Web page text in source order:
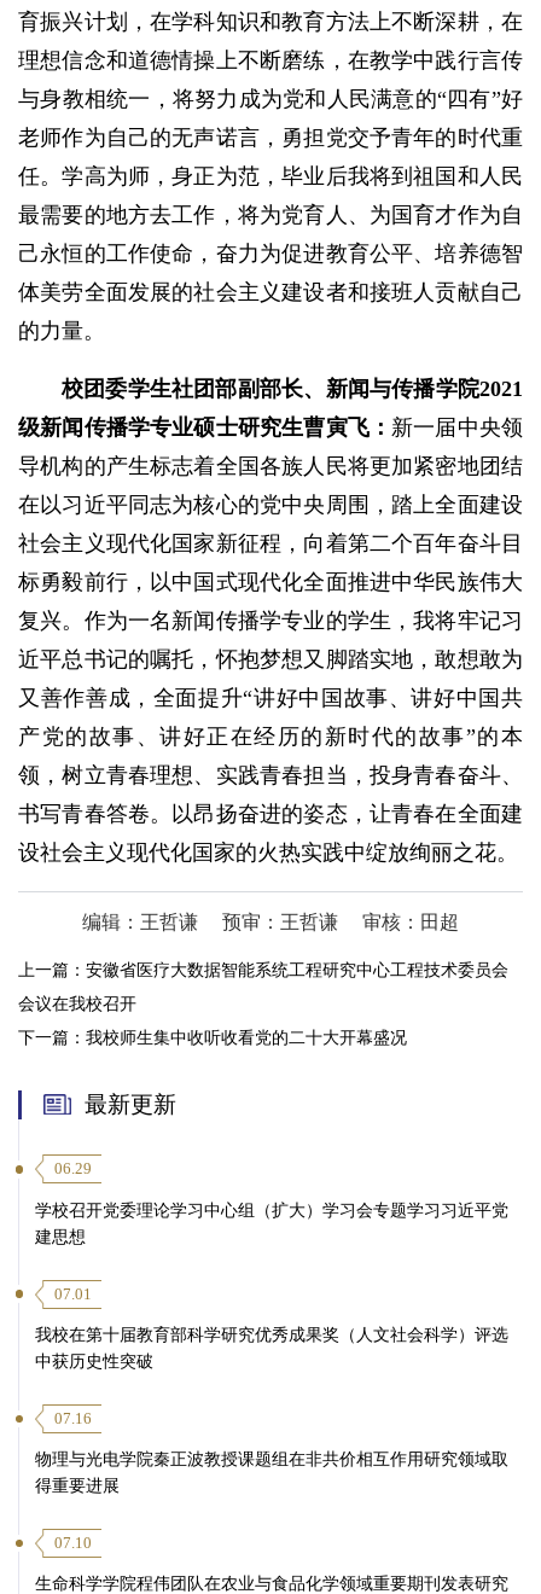
育振兴计划，在学科知识和教育方法上不断深耕，在
理想信念和道德情操上不断磨练，在教学中践行言传
与身教相统一，将努力成为党和人民满意的“四有”好
老师作为自己的无声诺言，勇担党交予青年的时代重
任。学高为师，身正为范，毕业后我将到祖国和人民
最需要的地方去工作，将为党育人、为国育才作为自
己永恒的工作使命，奋力为促进教育公平、培养德智
体美劳全面发展的社会主义建设者和接班人贡献自己
的力量。
校团委学生社团部副部长、新闻与传播学院2021
级新闻传播学专业硕士研究生曹寅飞： 新一届中央领
导机构的产生标志着全国各族人民将更加紧密地团结
在以习近平同志为核心的党中央周围，踏上全面建设
社会主义现代化国家新征程，向着第二个百年奋斗目
标勇毅前行，以中国式现代化全面推进中华民族伟大
复兴。作为一名新闻传播学专业的学生，我将牢记习
近平总书记的嘱托，怀抱梦想又脚踏实地，敢想敢为
又善作善成，全面提升“讲好中国故事、讲好中国共
产党的故事、讲好正在经历的新时代的故事”的本
领，树立青春理想、实践青春担当，投身青春奋斗、
书写青春答卷。以昂扬奋进的姿态，让青春在全面建
设社会主义现代化国家的火热实践中绽放绚丽之花。
编辑：王哲谦 预审：王哲谦 审核：田超
上一篇： 安徽省医疗大数据智能系统工程研究中心工程技术委员会
会议在我校召开
下一篇： 我校师生集中收听收看党的二十大开幕盛况
最新更新
06.29
学校召开党委理论学习中心组（扩大）学习会专题学习习近平党
建思想
07.01
我校在第十届教育部科学研究优秀成果奖（人文社会科学）评选
中获历史性突破
07.16
物理与光电学院秦正波教授课题组在非共价相互作用研究领域取
得重要进展
07.10
生命科学学院程伟团队在农业与食品化学领域重要期刊发表研究